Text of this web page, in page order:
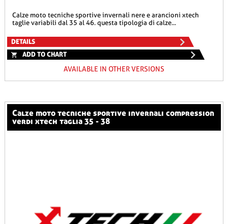
calze moto tecniche sportive invernali nere e arancioni xtech
taglie variabili dal 35 al 46. questa tipologia di calze...
DETAILS
ADD TO CHART
AVAILABLE IN OTHER VERSIONS
calze moto tecniche sportive invernali compression
verdi xtech taglia 35 - 38